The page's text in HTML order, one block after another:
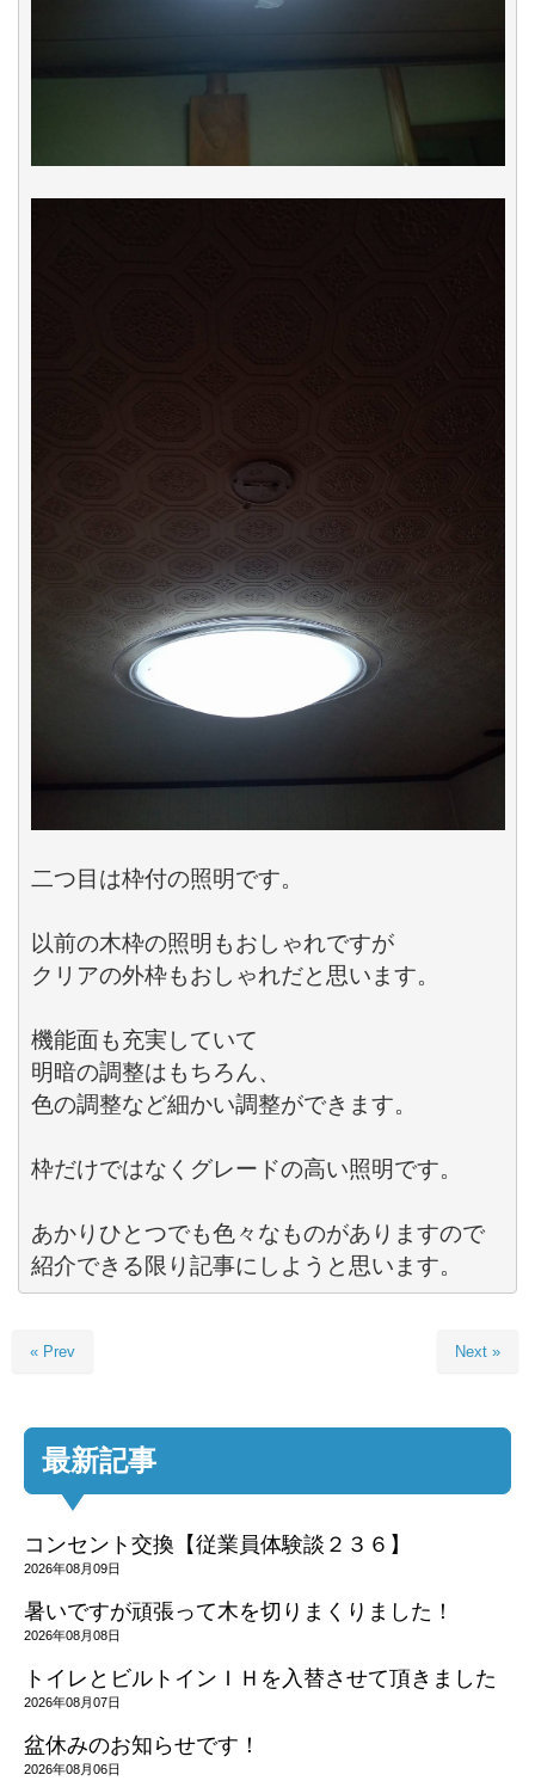
二つ目は枠付の照明です。
以前の木枠の照明もおしゃれですが
クリアの外枠もおしゃれだと思います。
機能面も充実していて
明暗の調整はもちろん、
色の調整など細かい調整ができます。
枠だけではなくグレードの高い照明です。
あかりひとつでも色々なものがありますので
紹介できる限り記事にしようと思います。
« Prev Next »
最新記事
コンセント交換【従業員体験談２３６】
2026年08月09日
暑いですが頑張って木を切りまくりました！
2026年08月08日
トイレとビルトインＩＨを入替させて頂きました
2026年08月07日
盆休みのお知らせです！
2026年08月06日